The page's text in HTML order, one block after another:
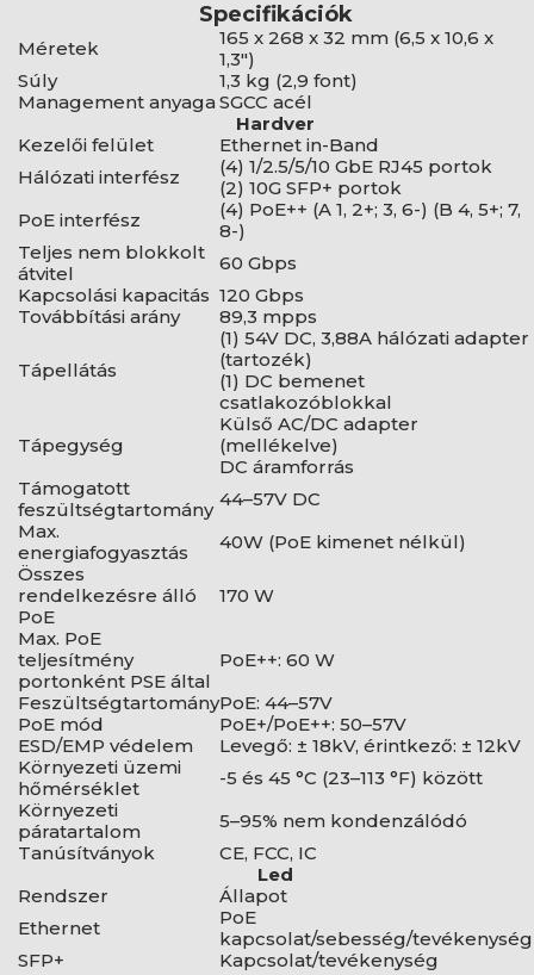
Specifikációk
Méretek
165 x 268 x 32 mm (6,5 x 10,6 x
1,3")
Súly
1,3 kg (2,9 font)
Management anyaga SGCC acél
Hardver
Kezelői felület
Ethernet in-Band
Hálózati interfész
(4) 1/2.5/5/10 GbE RJ45 portok
(2) 10G SFP+ portok
PoE interfész
(4) PoE++ (A 1, 2+; 3, 6-) (B 4, 5+; 7,
8-)
Teljes nem blokkolt
átvitel
60 Gbps
Kapcsolási kapacitás 120 Gbps
Továbbítási arány
89,3 mpps
Tápellátás
(1) 54V DC, 3,88A hálózati adapter
(tartozék)
(1) DC bemenet
csatlakozóblokkal
Tápegység
Külső AC/DC adapter
(mellékelve)
DC áramforrás
Támogatott
feszültségtartomány 44–57V DC
Max.
energiafogyasztás
40W (PoE kimenet nélkül)
Összes
rendelkezésre álló
PoE
170 W
Max. PoE
teljesítmény
portonként PSE által
PoE++: 60 W
Feszültségtartomány
PoE mód
PoE: 44–57V
PoE+/PoE++: 50–57V
ESD/EMP védelem
Levegő: ± 18kV, érintkező: ± 12kV
Környezeti üzemi
hőmérséklet
-5 és 45 °C (23–113 °F) között
Környezeti
páratartalom
5–95% nem kondenzálódó
Tanúsítványok
CE, FCC, IC
Led
Rendszer
Állapot
Ethernet
PoE
kapcsolat/sebesség/tevékenység
SFP+
Kapcsolat/tevékenység